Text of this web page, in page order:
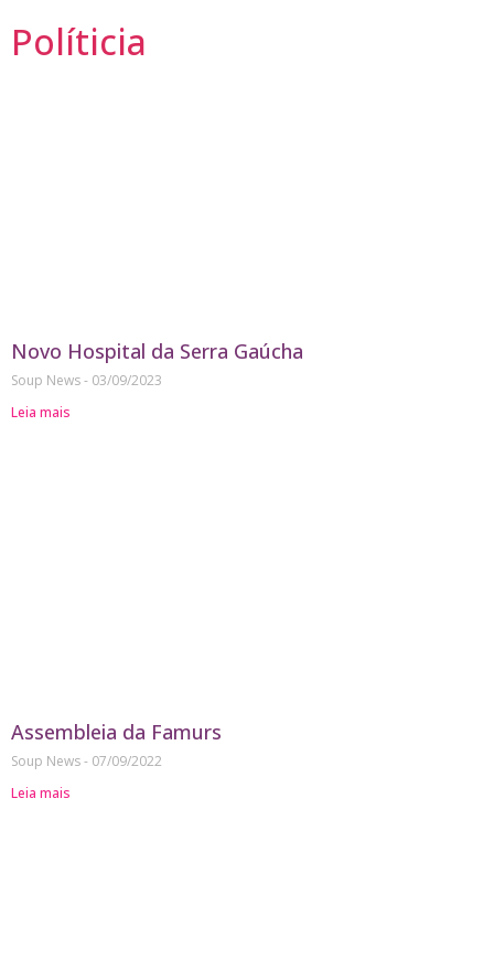
Políticia
Novo Hospital da Serra Gaúcha
Soup News
03/09/2023
Leia mais
Assembleia da Famurs
Soup News
07/09/2022
Leia mais